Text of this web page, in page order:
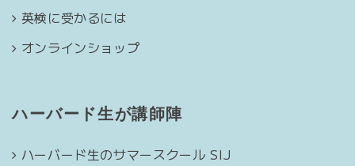
英検に受かるには
オンラインショップ
ハーバード生が講師陣
ハーバード生のサマースクール SIJ